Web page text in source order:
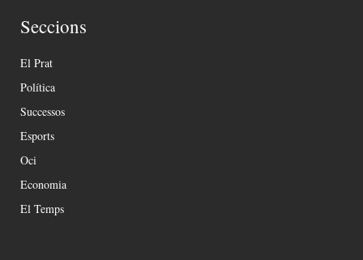
Seccions
El Prat
Política
Successos
Esports
Oci
Economia
El Temps